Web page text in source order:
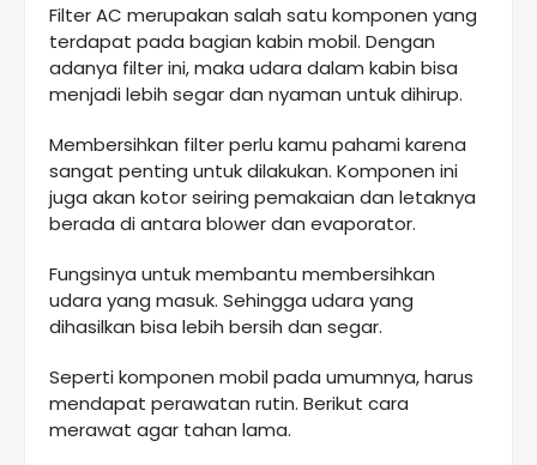
Filter AC merupakan salah satu komponen yang
terdapat pada bagian kabin mobil. Dengan
adanya filter ini, maka udara dalam kabin bisa
menjadi lebih segar dan nyaman untuk dihirup.
Membersihkan filter perlu kamu pahami karena
sangat penting untuk dilakukan. Komponen ini
juga akan kotor seiring pemakaian dan letaknya
berada di antara blower dan evaporator.
Fungsinya untuk membantu membersihkan
udara yang masuk. Sehingga udara yang
dihasilkan bisa lebih bersih dan segar.
Seperti komponen mobil pada umumnya, harus
mendapat perawatan rutin. Berikut cara
merawat agar tahan lama.